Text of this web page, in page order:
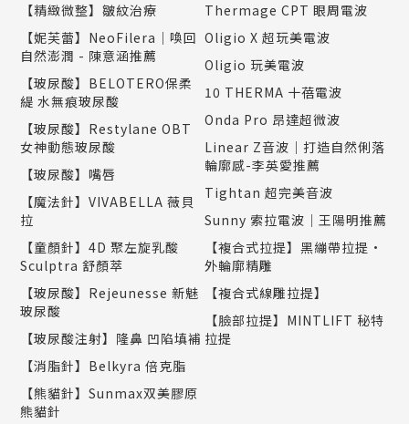
【精緻微整】皺紋治療
【妮芙蕾】NeoFilera｜喚回
自然澎潤 - 陳意涵推薦
【玻尿酸】BELOTERO保柔
緹 水無痕玻尿酸
【玻尿酸】Restylane OBT
女神動態玻尿酸
【玻尿酸】嘴唇
【魔法針】VIVABELLA 薇貝
拉
【童顏針】4D 聚左旋乳酸
Sculptra 舒顏萃
【玻尿酸】Rejeunesse 新魅
玻尿酸
【玻尿酸注射】隆鼻 凹陷填補
【消脂針】Belkyra 倍克脂
【熊貓針】Sunmax双美膠原
熊貓針
Thermage CPT 眼周電波
Oligio X 超玩美電波
Oligio 玩美電波
10 THERMA 十蓓電波
Onda Pro 昂達超微波
Linear Z音波｜打造自然俐落
輪廓感-李英愛推薦
Tightan 超完美音波
Sunny 索拉電波｜王陽明推薦
【複合式拉提】黑繃帶拉提•
外輪廓精雕
【複合式線雕拉提】
【臉部拉提】MINTLIFT 秘特
拉提